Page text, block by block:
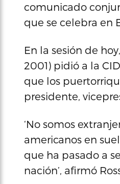
comunicado
que se celebra en
En la sesión de
2001) pidió a la
que los
presidente,
‘No somos
americanos en
que ha pasado a
nación’, afirmó